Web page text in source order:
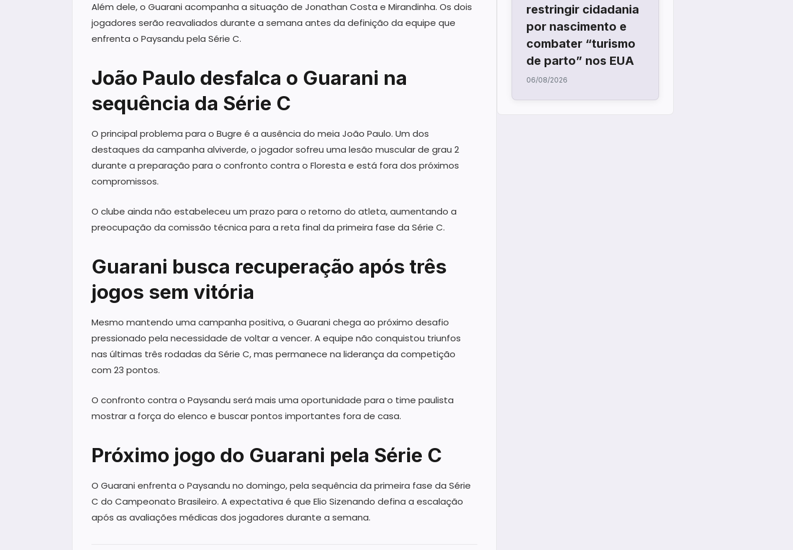
Além dele, o Guarani acompanha a situação de Jonathan Costa e Mirandinha. Os dois
jogadores serão reavaliados durante a semana antes da definição da equipe que
enfrenta o Paysandu pela Série C.
João Paulo desfalca o Guarani na
sequência da Série C
O principal problema para o Bugre é a ausência do meia João Paulo. Um dos
destaques da campanha alviverde, o jogador sofreu uma lesão muscular de grau 2
durante a preparação para o confronto contra o Floresta e está fora dos próximos
compromissos.
O clube ainda não estabeleceu um prazo para o retorno do atleta, aumentando a
preocupação da comissão técnica para a reta final da primeira fase da Série C.
Guarani busca recuperação após três
jogos sem vitória
Mesmo mantendo uma campanha positiva, o Guarani chega ao próximo desafio
pressionado pela necessidade de voltar a vencer. A equipe não conquistou triunfos
nas últimas três rodadas da Série C, mas permanece na liderança da competição
com 23 pontos.
O confronto contra o Paysandu será mais uma oportunidade para o time paulista
mostrar a força do elenco e buscar pontos importantes fora de casa.
Próximo jogo do Guarani pela Série C
O Guarani enfrenta o Paysandu no domingo, pela sequência da primeira fase da Série
C do Campeonato Brasileiro. A expectativa é que Elio Sizenando defina a escalação
após as avaliações médicas dos jogadores durante a semana.
restringir cidadania
por nascimento e
combater “turismo
de parto” nos EUA
06/08/2026